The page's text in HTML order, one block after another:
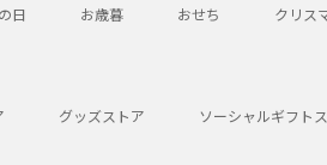
日 お歳暮 おせち クリス
グッズストア ソーシャルギフト